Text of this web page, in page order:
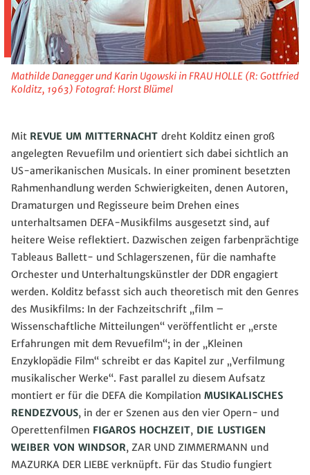
Mathilde Danegger und Karin Ugowski in FRAU HOLLE (R: Gottfried
Kolditz, 1963) Fotograf: Horst Blümel
Mit REVUE UM MITTERNACHT dreht Kolditz einen groß
angelegten Revuefilm und orientiert sich dabei sichtlich an
US-amerikanischen Musicals. In einer prominent besetzten
Rahmenhandlung werden Schwierigkeiten, denen Autoren,
Dramaturgen und Regisseure beim Drehen eines
unterhaltsamen DEFA-Musikfilms ausgesetzt sind, auf
heitere Weise reflektiert. Dazwischen zeigen farbenprächtige
Tableaus Ballett- und Schlagerszenen, für die namhafte
Orchester und Unterhaltungskünstler der DDR engagiert
werden. Kolditz befasst sich auch theoretisch mit den Genres
des Musikfilms: In der Fachzeitschrift „film –
Wissenschaftliche Mitteilungen“ veröffentlicht er „erste
Erfahrungen mit dem Revuefilm“; in der „Kleinen
Enzyklopädie Film“ schreibt er das Kapitel zur „Verfilmung
musikalischer Werke“. Fast parallel zu diesem Aufsatz
montiert er für die DEFA die Kompilation MUSIKALISCHES
RENDEZVOUS, in der er Szenen aus den vier Opern- und
Operettenfilmen FIGAROS HOCHZEIT, DIE LUSTIGEN
WEIBER VON WINDSOR, ZAR UND ZIMMERMANN und
MAZURKA DER LIEBE verknüpft. Für das Studio fungiert